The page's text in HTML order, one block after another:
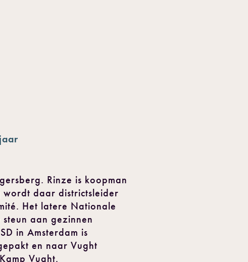
Rinze is koopman
daar districtsleider
Het latere Nationale
aan gezinnen
in Amsterdam is
en naar Vught
Vught.